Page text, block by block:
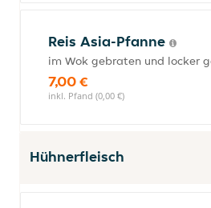
Reis Asia-Pfanne
im Wok gebraten und locker
7,00 €
inkl. Pfand (0,00 €)
Hühnerfleisch